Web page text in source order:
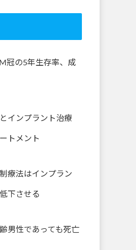
冠の5年生存率、成
インプラント治療
トメント
療法はインプラン
下させる
男性であっても死亡